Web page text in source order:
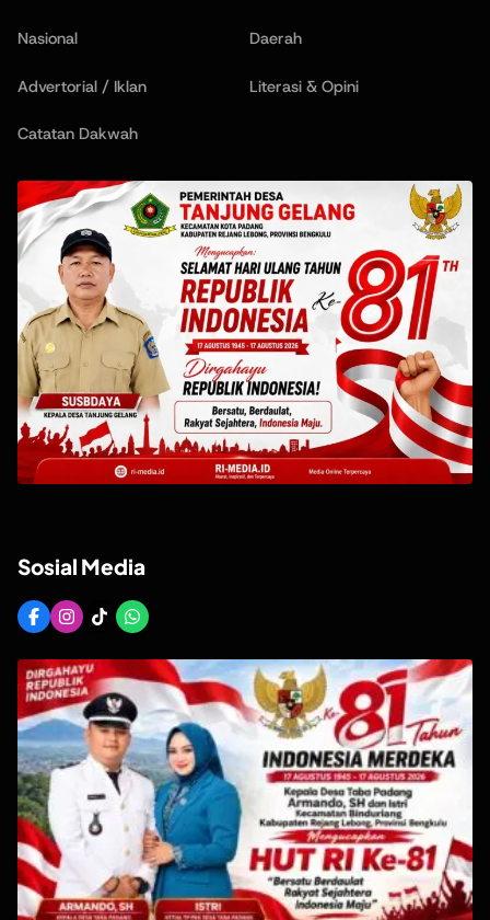
Nasional Daerah
Advertorial / Iklan Literasi & Opini
Catatan Dakwah
Sosial Media